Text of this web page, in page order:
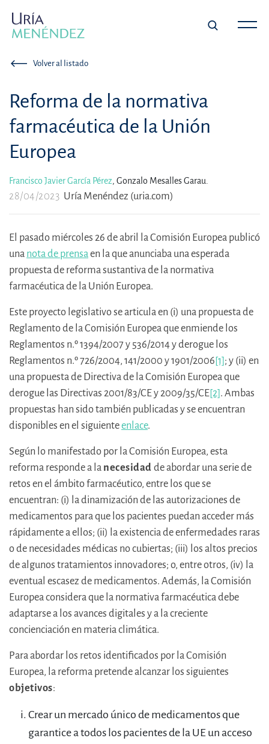
Volver al listado
Reforma de la normativa
farmacéutica de la Unión
Europea
Francisco Javier García Pérez, Gonzalo Mesalles Garau.
28/04/2023 Uría Menéndez (uria.com)
El pasado miércoles 26 de abril la Comisión Europea publicó
una nota de prensaen la que anunciaba una esperada
propuesta de reforma sustantiva de la normativa
farmacéutica de la Unión Europea.
Este proyecto legislativo se articula en (i) una propuesta de
Reglamento de la Comisión Europea que enmiende los
Reglamentos n.º 1394/2007 y 536/2014 y derogue los
Reglamentos n.º 726/2004, 141/2000 y 1901/2006 [1]; y (ii) en
una propuesta de Directiva de la Comisión Europea que
derogue las Directivas 2001/83/CE y 2009/35/CE[2]. Ambas
propuestas han sido también publicadas y se encuentran
disponibles en el siguienteenlace.
Según lo manifestado por la Comisión Europea, esta
reforma responde a la necesidad de abordar una serie de
retos en el ámbito farmacéutico, entre los que se
encuentran: (i) la dinamización de las autorizaciones de
medicamentos para que los pacientes puedan acceder más
rápidamente a ellos; (ii) la existencia de enfermedades raras
o de necesidades médicas no cubiertas; (iii) los altos precios
de algunos tratamientos innovadores; o, entre otros, (iv) la
eventual escasez de medicamentos. Además, la Comisión
Europea considera que la normativa farmacéutica debe
adaptarse a los avances digitales y a la creciente
concienciación en materia climática.
Para abordar los retos identificados por la Comisión
Europea, la reforma pretende alcanzar los siguientes
objetivos:
Crear un mercado único de medicamentos que
garantice a todos los pacientes de la UE un acceso